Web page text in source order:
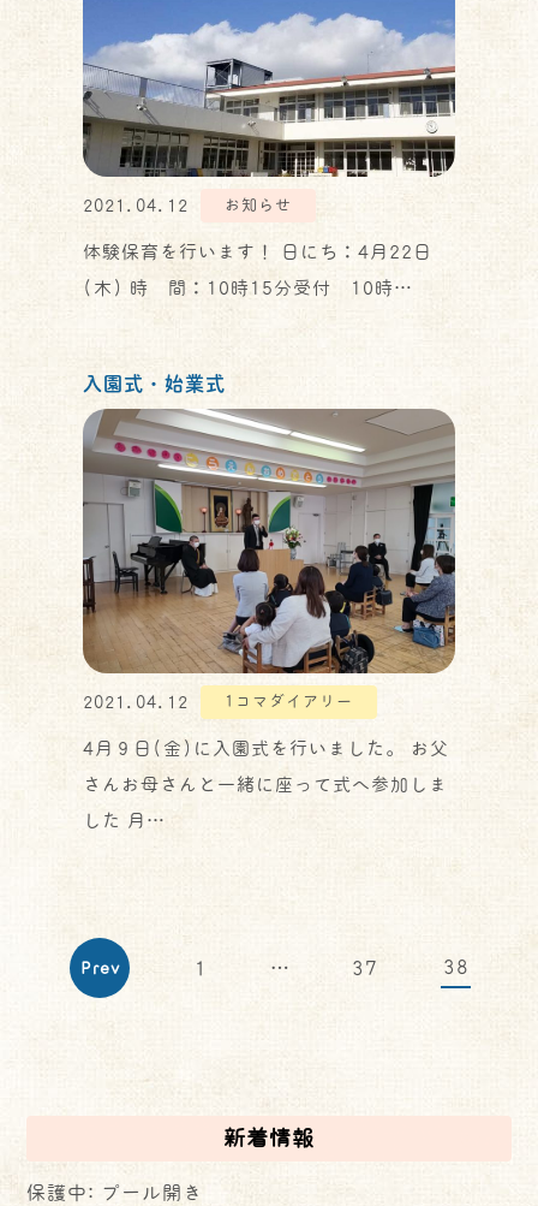
2021.04.12 お知らせ
体験保育を行います！ 日にち：4月22日
(木) 時 間：10時15分受付 10時…
入園式・始業式
2021.04.12 1コマダイアリー
4月９日(金)に入園式を行いました。 お父
さんお母さんと一緒に座って式へ参加しま
した 月…
Prev 1 … 37 38
新着情報
保護中: プール開き